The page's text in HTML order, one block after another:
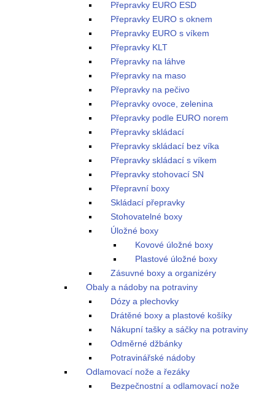
Přepravky EURO ESD
Přepravky EURO s oknem
Přepravky EURO s víkem
Přepravky KLT
Přepravky na láhve
Přepravky na maso
Přepravky na pečivo
Přepravky ovoce, zelenina
Přepravky podle EURO norem
Přepravky skládací
Přepravky skládací bez víka
Přepravky skládací s víkem
Přepravky stohovací SN
Přepravní boxy
Skládací přepravky
Stohovatelné boxy
Úložné boxy
Kovové úložné boxy
Plastové úložné boxy
Zásuvné boxy a organizéry
Obaly a nádoby na potraviny
Dózy a plechovky
Drátěné boxy a plastové košíky
Nákupní tašky a sáčky na potraviny
Odměrné džbánky
Potravinářské nádoby
Odlamovací nože a řezáky
Bezpečnostní a odlamovací nože